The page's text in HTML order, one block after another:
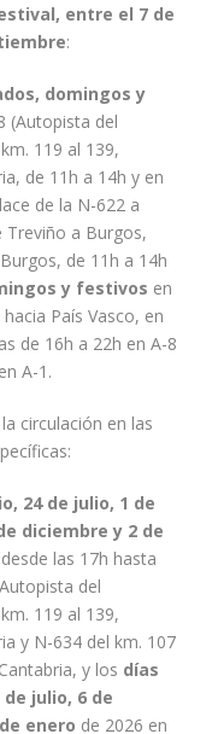
entre el 7 de
:
domingos y
(Autopista del
119 al 139,
de 11h a 14h y en
de la N-622 a
Treviño a Burgos,
de 11h a 14h
y festivos en
País Vasco, en
de 16h a 22h en A-8
A-1.
circulación en las
24 de julio, 1 de
diciembre y 2 de
las 17h hasta
del
119 al 139,
y N-634 del km. 107
y los días
de julio, 6 de
enero de 2026 en